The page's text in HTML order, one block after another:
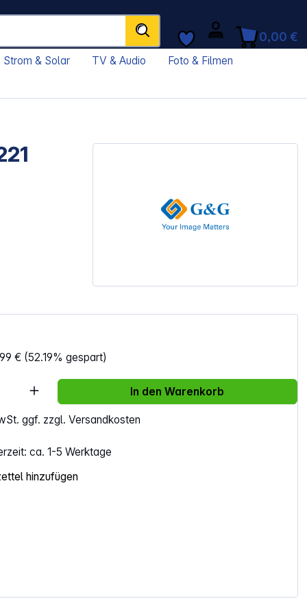
0,00 €
Strom & Solar TV & Audio Foto & Filmen
€ (52.19% gespart)
ggf. zzgl. Versandkosten
ca. 1-5 Werktage
Gib den gewünschten Wert ein
In den Warenkorb
hinzufügen